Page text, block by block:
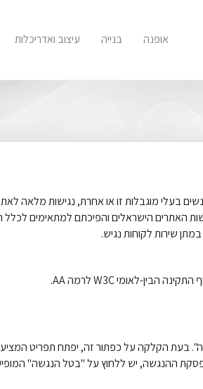
אופנה בנייה עיצוב ואדריכלות
מוגבלות זו או אחרת, נגישות מלאה לאתר
האתרים הישראלים והפיכתם למתאימים לכלל
שירות לקוחות נגיש.
בעת הקלקה על כפתור זה, יפתח תפריט המציע
ההנגשה, יש ללחוץ על "בטל הנגשה"